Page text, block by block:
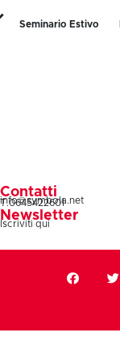
Seminario Estivo
Contatti
info@symbola.net
T.0645422601
Newsletter
Iscriviti qui